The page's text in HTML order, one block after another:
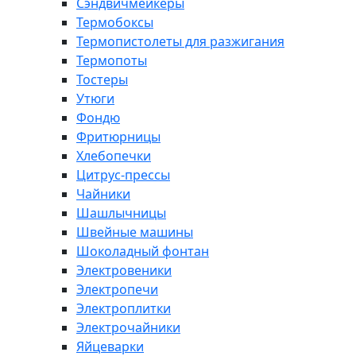
Термобоксы
Термопистолеты для разжигания
Термопоты
Тостеры
Утюги
Фондю
Фритюрницы
Хлебопечки
Цитрус-прессы
Чайники
Шашлычницы
Швейные машины
Шоколадный фонтан
Электровеники
Электропечи
Электроплитки
Электрочайники
Яйцеварки